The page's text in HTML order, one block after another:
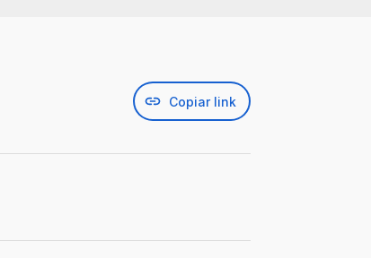
Copiar link